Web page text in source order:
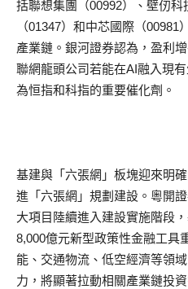
括聯想集團（00992）、壁仞科
（01347）和中芯國際（
產業鏈。銀河證券認為，盈利
聯網龍頭公司若能在AI融入現
為恒指和科指的重要催化劑。
基建與「六張網」板塊迎來明
進「六張網」規劃建設。粵開
大項目陸續進入建設實施階段
8,000億元新型政策性金融工具
能、交通物流、低空經濟等領
力，將顯著拉動相關產業鏈投